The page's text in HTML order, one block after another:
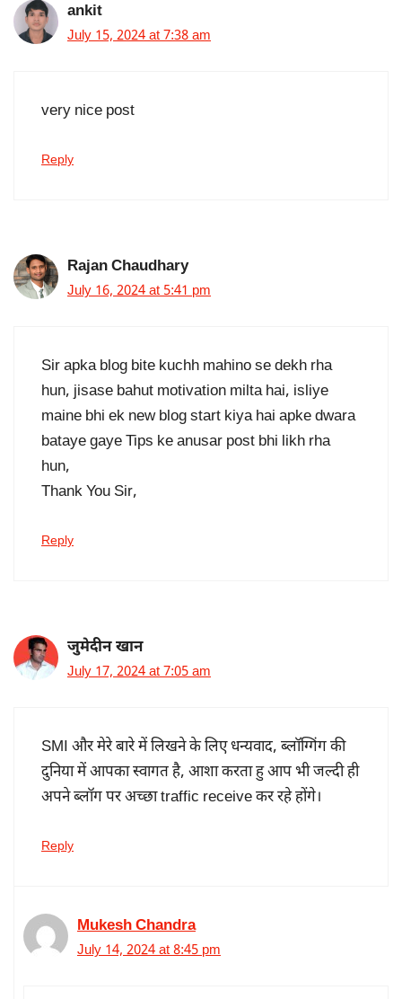
ankit
July 15, 2024 at 7:38 am
very nice post
Reply
Rajan Chaudhary
July 16, 2024 at 5:41 pm
Sir apka blog bite kuchh mahino se dekh rha
hun, jisase bahut motivation milta hai, isliye
maine bhi ek new blog start kiya hai apke dwara
bataye gaye Tips ke anusar post bhi likh rha
hun,
Thank You Sir,
Reply
जुमेदीन खान
July 17, 2024 at 7:05 am
SMI और मेरे बारे में लिखने के लिए धन्यवाद, ब्लॉग्गिंग की
दुनिया में आपका स्वागत है, आशा करता हु आप भी जल्दी ही
अपने ब्लॉग पर अच्छा traffic receive कर रहे होंगे।
Reply
Mukesh Chandra
July 14, 2024 at 8:45 pm